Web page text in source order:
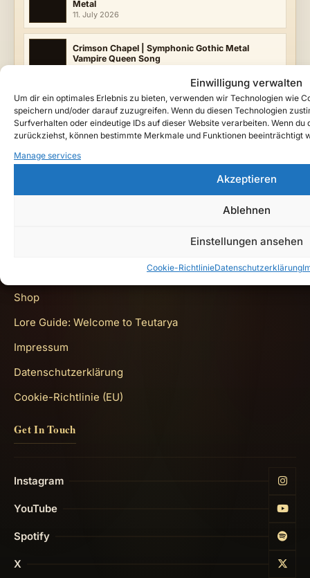
Einwilligung verwalten
Um dir ein optimales Erlebnis zu bieten, verwenden wir Technologien wie
speichern und/oder darauf zuzugreifen. Wenn du diesen Technologien
Surfverhalten oder eindeutige IDs auf dieser Website verarbeiten. Wenn
zurückziehst, können bestimmte Merkmale und Funktionen beeinträchtigt
Manage services
Akzeptieren
Ablehnen
Einstellungen ansehen
Cookie-RichtlinieDatenschutzerklärung
Metal
11. July 2026
Crimson Chapel | Symphonic Gothic Metal
Vampire Queen Song
"Recorded by the eternal bard
kept the peoples' songs since the first oaths. He
walks between the tides of the world — and brings
Shop
Lore Guide: Welcome to Teutarya
Impressum
Datenschutzerklärung
Cookie-Richtlinie (EU)
Get In Touch
Instagram
YouTube
Spotify
X